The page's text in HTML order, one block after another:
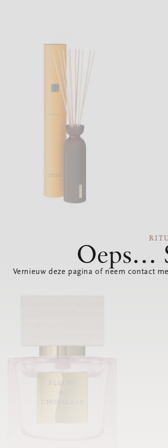
Oeps…
Vernieuw deze pagina of neem contact